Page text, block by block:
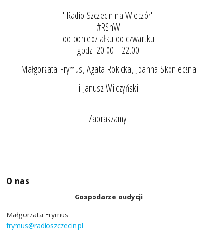
"Radio Szczecin na Wieczór"
#RSnW
od poniedziałku do czwartku
godz. 20.00 - 22.00
Małgorzata Frymus, Agata Rokicka, Joanna Skonieczna
i Janusz Wilczyński
Zapraszamy!
O nas
Gospodarze audycji
Małgorzata Frymus
frymus@radioszczecin.pl